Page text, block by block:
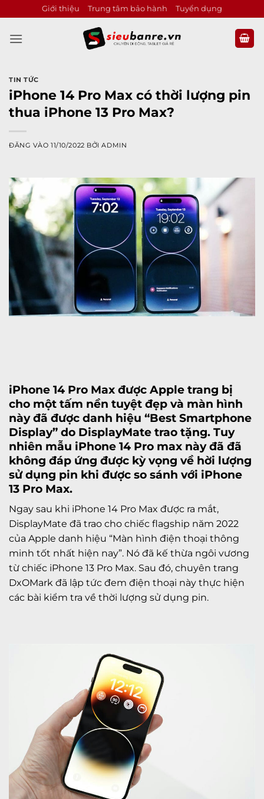
qua
nội
Giới thiệu Trung tâm bảo hành Tuyển dụng
TIN TỨC
iPhone 14 Pro Max có thời lượng pin
thua iPhone 13 Pro Max?
ĐĂNG VÀO11/10/2022 BỞIADMIN
iPhone 14 Pro Max được Apple trang bị
cho một tấm nền tuyệt đẹp và màn hình
này đã được danh hiệu “Best Smartphone
Display” do DisplayMate trao tặng. Tuy
nhiên mẫu iPhone 14 Pro max này đã đã
không đáp ứng được kỳ vọng về hời lượng
sử dụng pin khi được so sánh với iPhone
13 Pro Max.
Ngay sau khi iPhone 14 Pro Max được ra mắt,
DisplayMate đã trao cho chiếc flagship năm 2022
của Apple danh hiệu “Màn hình điện thoại thông
minh tốt nhất hiện nay”. Nó đã kế thừa ngôi vương
từ chiếc iPhone 13 Pro Max. Sau đó, chuyên trang
DxOMark đã lập tức đem điện thoại này thực hiện
các bài kiểm tra về thời lượng sử dụng pin.